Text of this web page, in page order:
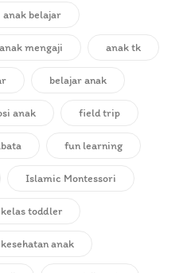
anak belajar
anak mengaji anak tk
belajar anak
anak field trip
fun learning
Islamic Montessori
kelas toddler
kesehatan anak